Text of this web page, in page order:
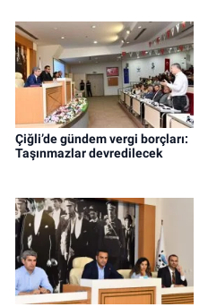
Çiğli’de gündem vergi borçları:
Taşınmazlar devredilecek